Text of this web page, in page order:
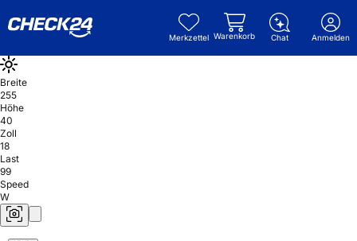
Merkzettel Warenkorb Chat Anmelden
Breite
255
Höhe
40
Zoll
18
Last
99
Speed
W